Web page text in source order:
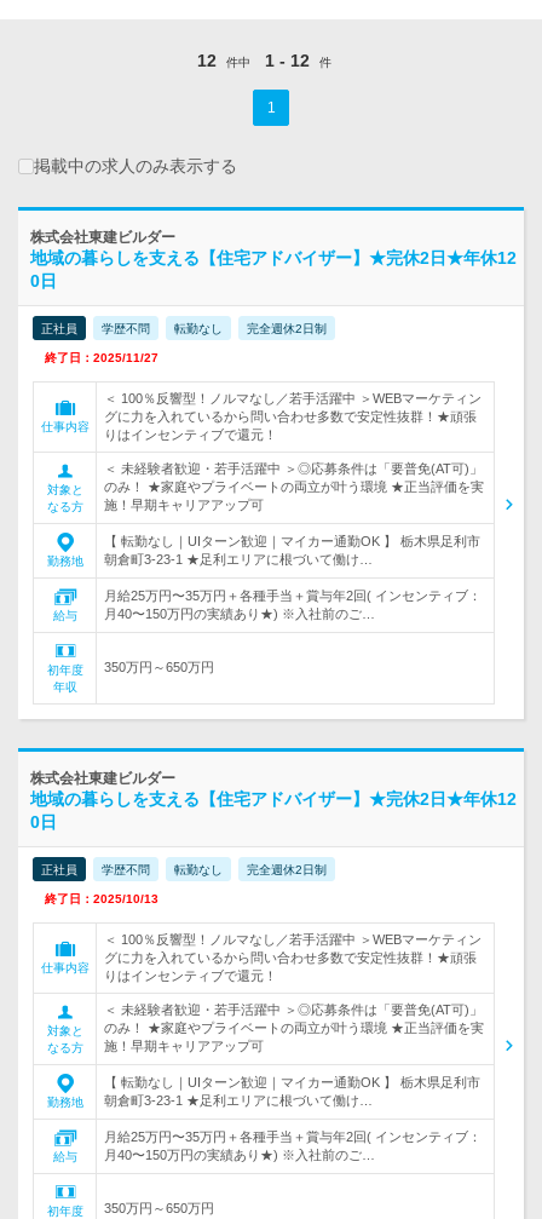
12 件中 1 - 12 件
1
掲載中の求人のみ表示する
株式会社東建ビルダー
地域の暮らしを支える【住宅アドバイザー】★完休2日★年休12
0日
正社員 学歴不問 転勤なし 完全週休2日制
終了日：2025/11/27
仕事内容
＜ 100％反響型！ノルマなし／若手活躍中 ＞WEBマーケティン
グに力を入れているから問い合わせ多数で安定性抜群！★頑張
りはインセンティブで還元！
対象と
なる方
＜ 未経験者歓迎・若手活躍中 ＞◎応募条件は「要普免(AT可)」
のみ！ ★家庭やプライベートの両立が叶う環境 ★正当評価を実
施！早期キャリアアップ可
勤務地
【 転勤なし｜UIターン歓迎｜マイカー通勤OK 】 栃木県足利市
朝倉町3-23-1 ★足利エリアに根づいて働け…
給与
月給25万円〜35万円＋各種手当＋賞与年2回( インセンティブ：
月40〜150万円の実績あり★) ※入社前のご…
初年度
年収
350万円～650万円
株式会社東建ビルダー
地域の暮らしを支える【住宅アドバイザー】★完休2日★年休12
0日
正社員 学歴不問 転勤なし 完全週休2日制
終了日：2025/10/13
仕事内容
＜ 100％反響型！ノルマなし／若手活躍中 ＞WEBマーケティン
グに力を入れているから問い合わせ多数で安定性抜群！★頑張
りはインセンティブで還元！
対象と
なる方
＜ 未経験者歓迎・若手活躍中 ＞◎応募条件は「要普免(AT可)」
のみ！ ★家庭やプライベートの両立が叶う環境 ★正当評価を実
施！早期キャリアアップ可
勤務地
【 転勤なし｜UIターン歓迎｜マイカー通勤OK 】 栃木県足利市
朝倉町3-23-1 ★足利エリアに根づいて働け…
給与
月給25万円〜35万円＋各種手当＋賞与年2回( インセンティブ：
月40〜150万円の実績あり★) ※入社前のご…
初年度
350万円～650万円